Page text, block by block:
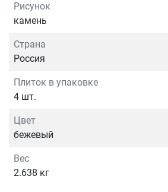
Рисунок
камень
Страна
Россия
Плиток в упаковке
4 шт.
Цвет
бежевый
Вес
2.638 кг